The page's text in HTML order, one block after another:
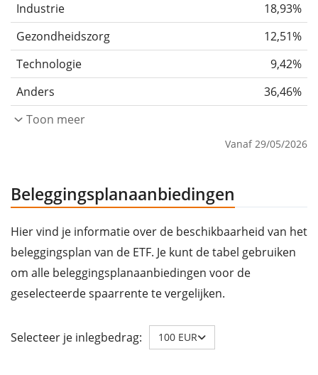
Industrie
18,93%
Gezondheidszorg
12,51%
Technologie
9,42%
Anders
36,46%
Toon meer
Vanaf 29/05/2026
Beleggingsplanaanbiedingen
Hier vind je informatie over de beschikbaarheid van het
beleggingsplan van de ETF. Je kunt de tabel gebruiken
om alle beleggingsplanaanbiedingen voor de
geselecteerde spaarrente te vergelijken.
Selecteer je inlegbedrag: 100 EUR